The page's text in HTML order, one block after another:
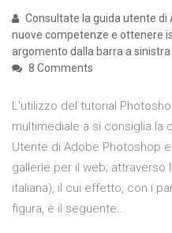
Consultate la guida utente di
nuove competenze e ottenere
argomento dalla barra a sinistra
8 Comments
L'utilizzo del tutorial
multimediale a si consiglia la
Utente di Adobe Photoshop
gallerie per il web; attraverso
italiana), il cui effetto, con i
figura, è il seguente:.